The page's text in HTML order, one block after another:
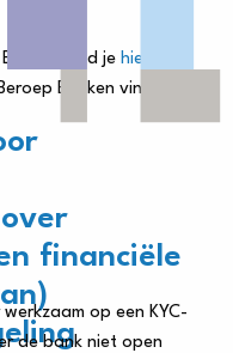
vind je hier
Banken vind je
financiële
op een KYC-
de bank niet open